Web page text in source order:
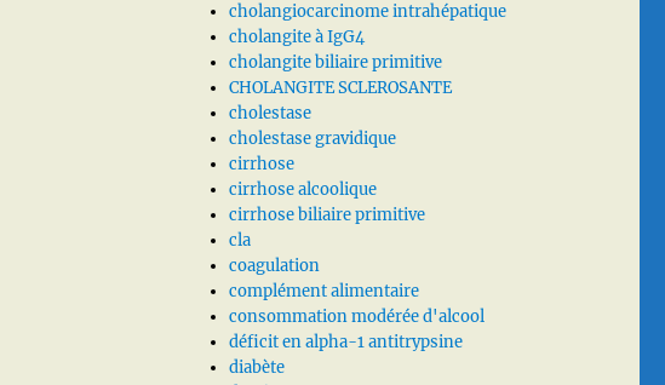
cholangiocarcinome intrahépatique
cholangite à IgG4
cholangite biliaire primitive
CHOLANGITE SCLEROSANTE
cholestase
cholestase gravidique
cirrhose
cirrhose alcoolique
cirrhose biliaire primitive
cla
coagulation
complément alimentaire
consommation modérée d'alcool
déficit en alpha-1 antitrypsine
diabète